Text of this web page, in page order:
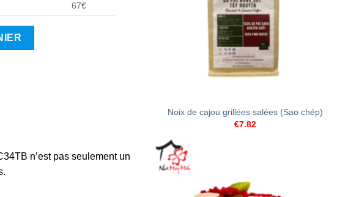
67€
n’est pas seulement un
Noix de cajou grillées salées (Sao chép)
€7.82